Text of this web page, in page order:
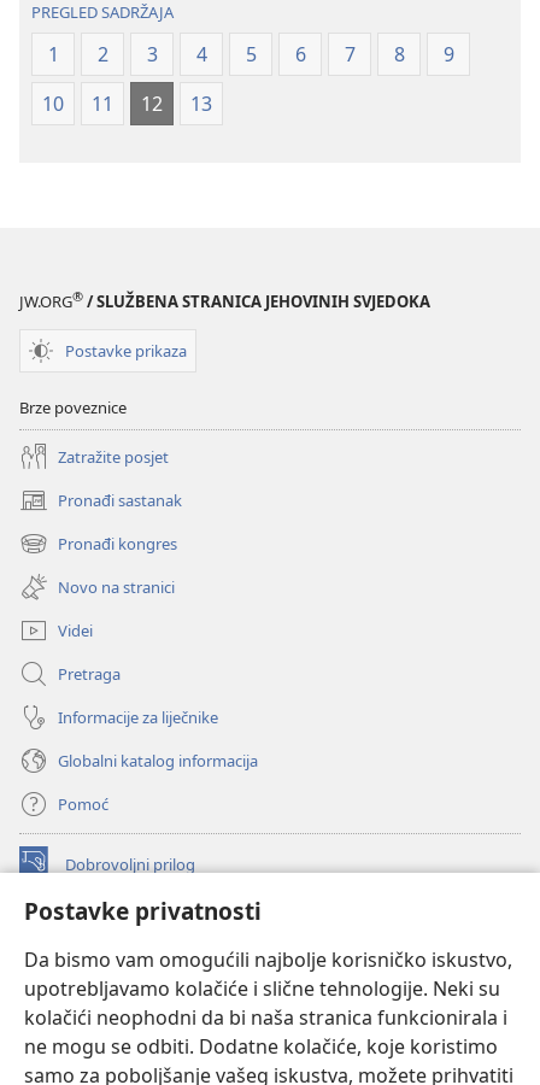
Postavke privatnosti
Da bismo vam omogućili najbolje korisničko iskustvo,
upotrebljavamo kolačiće i slične tehnologije. Neki su
kolačići neophodni da bi naša stranica funkcionirala i
ne mogu se odbiti. Dodatne kolačiće, koje koristimo
samo za poboljšanje vašeg iskustva, možete prihvatiti
PREGLED SADRŽAJA
1 2 3 4 5 6 7 8
9
10
11 12 13
JW.ORG® / SLUŽBENA STRANICA JEHOVINIH SVJEDOKA
Postavke prikaza
Brze poveznice
Zatražite posjet
Pronađi sastanak
(otvara
se
novi
prozor)
Pronađi kongres
(otvara
se
novi
prozor)
Novo na stranici
Videi
Pretraga
Informacije za liječnike
Globalni katalog informacija
Pomoć
Dobrovoljni prilog
(otvara
novi
INTERNETSKA BIBLIOTEKA Watchtower
se
novi
prozor)
JW Hub
(otvara
se
novi
JW Library